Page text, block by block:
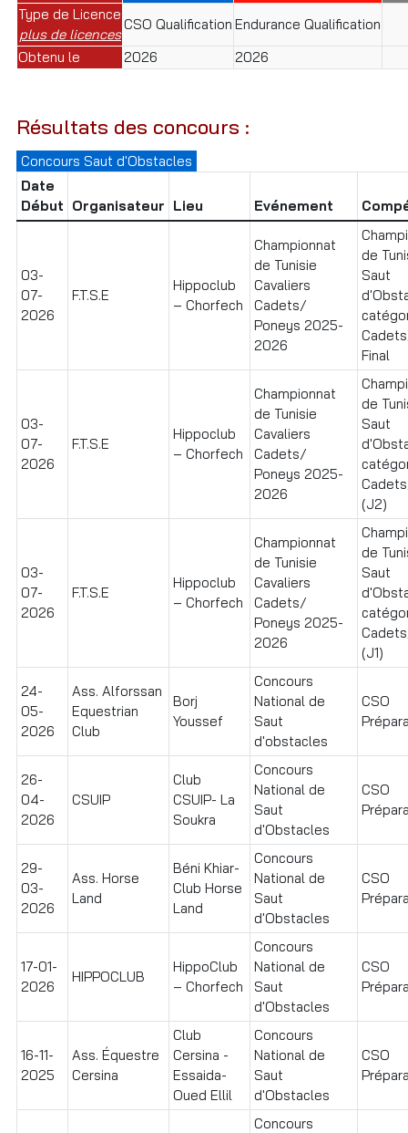
Type de Licence
plus de licences
CSO Qualification Endurance Qualification
Obtenu le
2026 2026
Résultats des concours :
Concours Saut d'Obstacles
Date
Début Organisateur Lieu Evénement
03-
07-
2026
F.T.S.E
Hippoclub
– Chorfech
Championnat
de Tunisie
Cavaliers
Cadets/
Poneys 2025-
2026
de
Saut
Final
03-
07-
2026
F.T.S.E
Hippoclub
– Chorfech
Championnat
de Tunisie
Cavaliers
Cadets/
Poneys 2025-
2026
de
Saut
(J2)
03-
07-
2026
F.T.S.E
Hippoclub
– Chorfech
Championnat
de Tunisie
Cavaliers
Cadets/
Poneys 2025-
2026
de
Saut
(J1)
24-
05-
2026
Ass. Alforssan
Equestrian
Club
Borj
Youssef
Concours
National de
Saut
d'obstacles
CSO
26-
04-
2026
CSUIP
Club
CSUIP- La
Soukra
Concours
National de
Saut
d'Obstacles
CSO
29-
03-
2026
Ass. Horse
Land
Béni Khiar-
Club Horse
Land
Concours
National de
Saut
d'Obstacles
CSO
17-01-
2026
HIPPOCLUB
HippoClub
– Chorfech
Concours
National de
Saut
d'Obstacles
CSO
16-11-
2025
Ass. Équestre
Cersina
Club
Cersina -
Essaida-
Oued Ellil
Concours
National de
Saut
d'Obstacles
CSO
Concours